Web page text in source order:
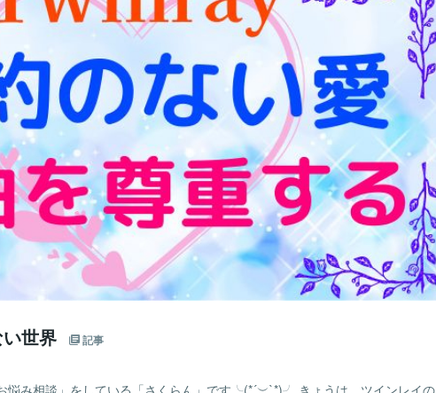
世界 記事
悩み相談」をしている「さくらん」です╰(*´︶`*)╯ きょうは、ツインレイの